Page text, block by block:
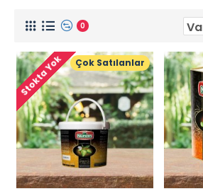
0
Çok Satılanlar
Stokta Yok